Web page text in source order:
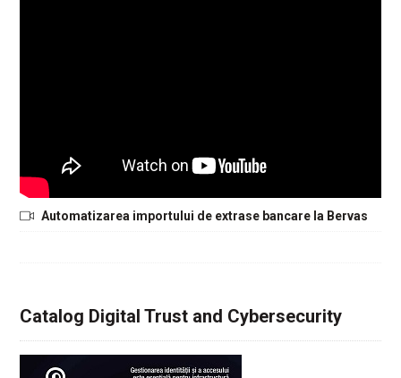
Automatizarea importului de extrase bancare la Bervas
Catalog Digital Trust and Cybersecurity